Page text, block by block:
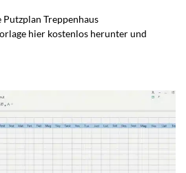
Putzplan Treppenhaus
hier kostenlos herunter und